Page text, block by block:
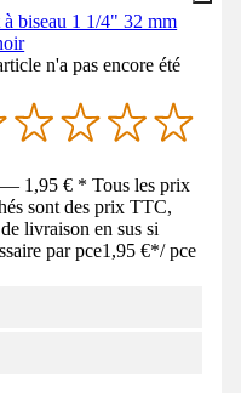
à biseau 1 1/4" 32 mm
n'a pas encore été
1,95 € * Tous les prix
sont des prix TTC,
livraison en sus si
par pce1,95 €*/ pce